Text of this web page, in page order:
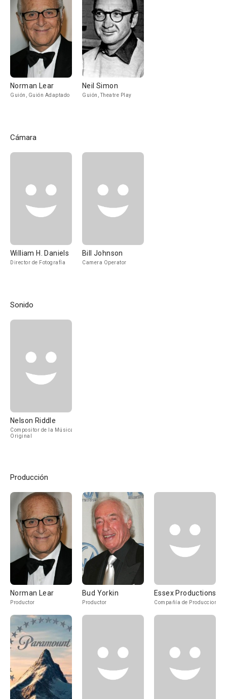
Norman Lear
Guión, Guión Adaptado
Neil Simon
Guión, Theatre Play
Cámara
William H. Daniels
Director de Fotografía
Bill Johnson
Camera Operator
Sonido
Nelson Riddle
Compositor de la Música
Original
Producción
Norman Lear
Productor
Bud Yorkin
Productor
Essex Productions
Compañía de Produccion